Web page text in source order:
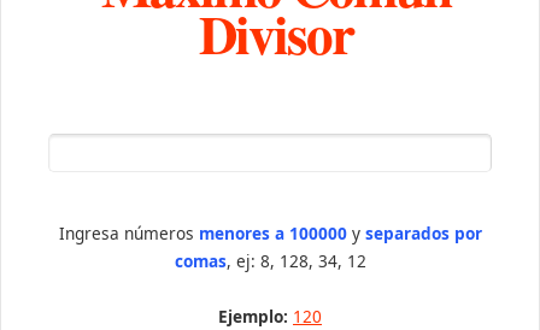
Divisor
Ingresa números menores a 100000y separados por
comas, ej: 8, 128, 34, 12
Ejemplo: 120